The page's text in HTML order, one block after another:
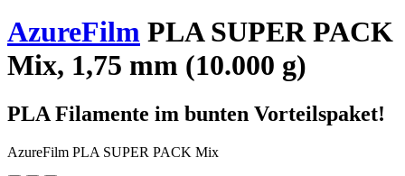
AzureFilm PLA SUPER PACK
Mix, 1,75 mm (10.000 g)
PLA Filamente im bunten Vorteilspaket!
AzureFilm PLA SUPER PACK Mix